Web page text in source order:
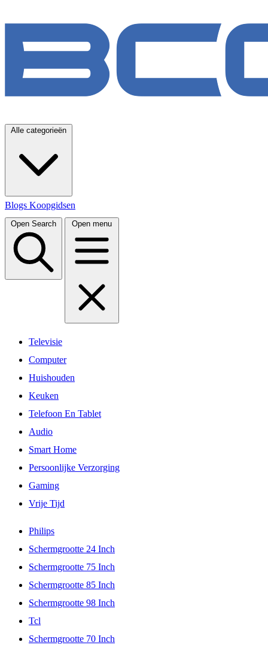
Alle categorieën
Blogs Koopgidsen
Open Search Open menu
Televisie
Computer
Huishouden
Keuken
Telefoon En Tablet
Audio
Smart Home
Persoonlijke Verzorging
Gaming
Vrije Tijd
Philips
Schermgrootte 24 Inch
Schermgrootte 75 Inch
Schermgrootte 85 Inch
Schermgrootte 98 Inch
Tcl
Schermgrootte 70 Inch